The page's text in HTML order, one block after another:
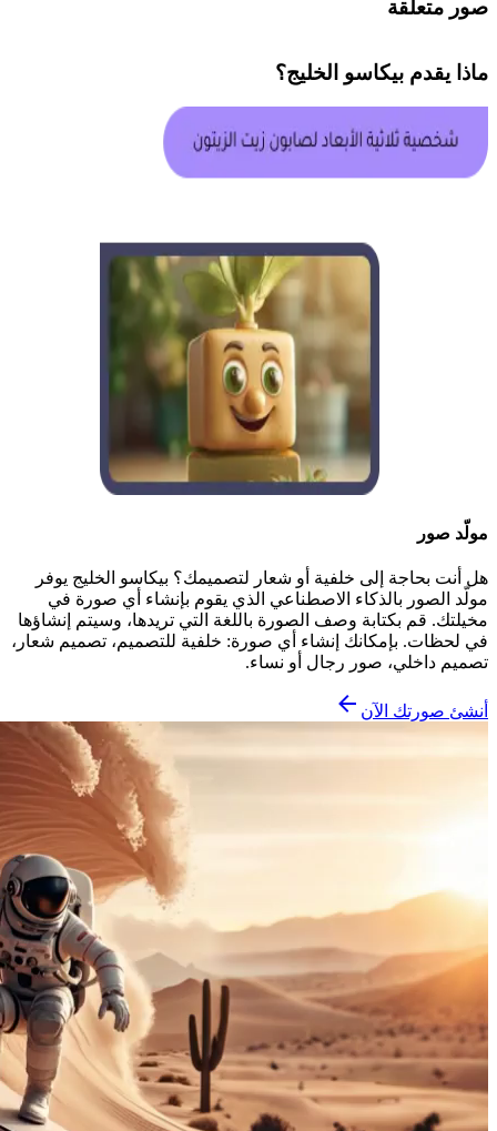
صور متعلقة
ماذا يقدم بيكاسو الخليج؟
مولّد صور
هل أنت بحاجة إلى خلفية أو شعار لتصميمك؟ بيكاسو الخليج يوفر
مولّد الصور بالذكاء الاصطناعي الذي يقوم بإنشاء أي صورة في
مخيلتك. قم بكتابة وصف الصورة باللغة التي تريدها، وسيتم إنشاؤها
في لحظات. بإمكانك إنشاء أي صورة: خلفية للتصميم، تصميم شعار،
تصميم داخلي، صور رجال أو نساء.
أنشئ صورتك الآن